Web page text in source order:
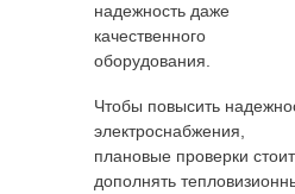
надежность даже
качественного
оборудования.
Чтобы повысить
электроснабжения,
плановые проверки стоит
дополнять